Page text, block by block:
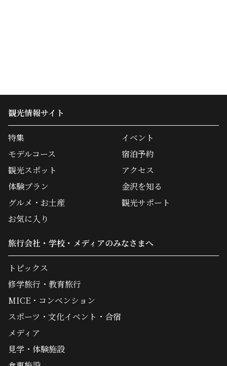
観光情報サイト
特集
モデルコース
観光スポット
体験プラン
グルメ・お土産
イベント
宿泊予約
アクセス
金沢を知る
観光サポート
お気に入り
旅行会社・学校・メディアのみなさまへ
トピックス
修学旅行・教育旅行
MICE・コンベンション
スポーツ・文化イベント・合宿
メディア
見学・体験施設